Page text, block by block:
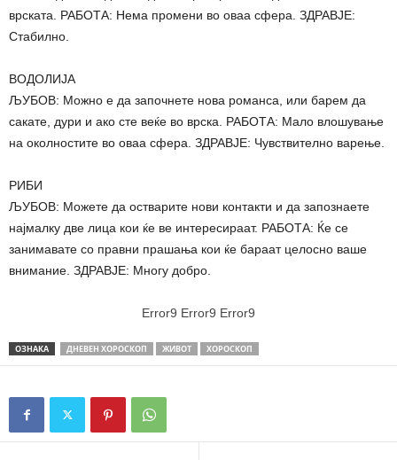
врската. РАБОТА: Нема промени во оваа сфера. ЗДРАВЈЕ:
Стабилно.
ВОДОЛИЈА
ЉУБОВ: Можно е да започнете нова романса, или барем да
сакате, дури и ако сте веќе во врска. РАБОТА: Мало влошување
на околностите во оваа сфера. ЗДРАВЈЕ: Чувствително варење.
РИБИ
ЉУБОВ: Можете да остварите нови контакти и да запознаете
најмалку две лица кои ќе ве интересираат. РАБОТА: Ќе се
занимавате со правни прашања кои ќе бараат целосно ваше
внимание. ЗДРАВЈЕ: Многу добро.
Error9 Error9 Error9
ОЗНАКА ДНЕВЕН ХОРОСКОП ЖИВОТ ХОРОСКОП